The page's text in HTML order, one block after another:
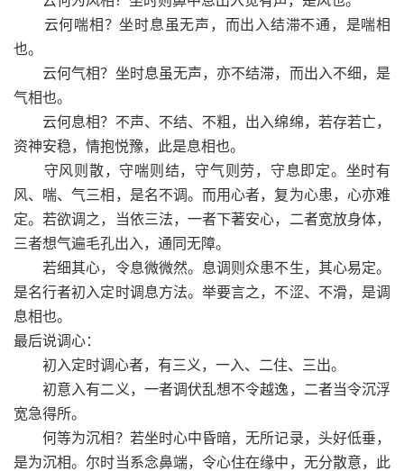
云何喘相？坐时息虽无声，而出入结滞不通，是喘相
也。
云何气相？坐时息虽无声，亦不结滞，而出入不细，是
气相也。
云何息相？不声、不结、不粗，出入绵绵，若存若亡，
资神安稳，情抱悦豫，此是息相也。
守风则散，守喘则结，守气则劳，守息即定。坐时有
风、喘、气三相，是名不调。而用心者，复为心患，心亦难
定。若欲调之，当依三法，一者下著安心，二者宽放身体，
三者想气遍毛孔出入，通同无障。
若细其心，令息微微然。息调则众患不生，其心易定。
是名行者初入定时调息方法。举要言之，不涩、不滑，是调
息相也。
最后说调心：
初入定时调心者，有三义，一入、二住、三出。
初意入有二义，一者调伏乱想不令越逸，二者当令沉浮
宽急得所。
何等为沉相？若坐时心中昏暗，无所记录，头好低垂，
是为沉相。尔时当系念鼻端，令心住在缘中，无分散意，此